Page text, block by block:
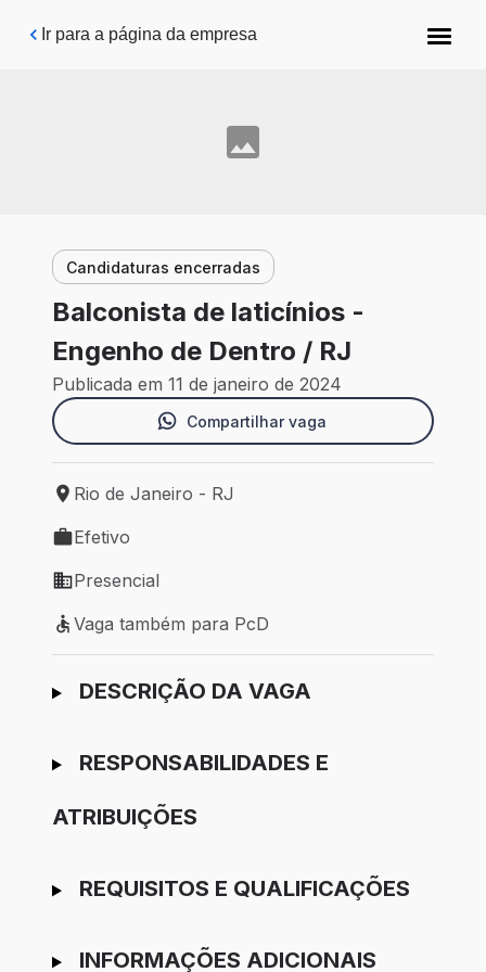
Pular para o conteúdo principal
Ir para a página da empresa
Candidaturas encerradas
Balconista de laticínios -
Engenho de Dentro / RJ
Publicada em 11 de janeiro de 2024
Compartilhar vaga
Local de trabalho: Rio de Janeiro - RJ
Rio de Janeiro - RJ
Tipo de vaga: Efetivo
Efetivo
Modelo de trabalho: Presencial
Presencial
Vaga também para PcD
Vaga também para PcD
Ir para candidatura
DESCRIÇÃO DA VAGA
RESPONSABILIDADES E
ATRIBUIÇÕES
REQUISITOS E QUALIFICAÇÕES
INFORMAÇÕES ADICIONAIS